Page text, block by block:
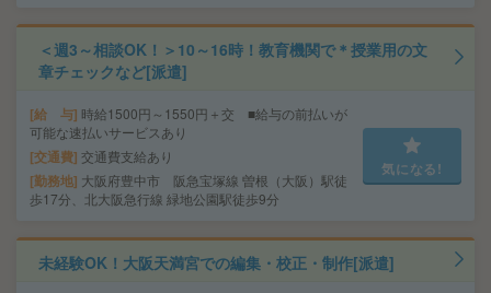
＜週3～相談OK！＞10～16時！教育機関で＊授業用の文
章チェックなど[派遣]
給 与 時給1500円～1550円＋交 ■給与の前払いが
可能な速払いサービスあり
交通費 交通費支給あり
勤務地 大阪府豊中市 阪急宝塚線 曽根（大阪）駅徒
歩17分、北大阪急行線 緑地公園駅徒歩9分
気になる!
未経験OK！大阪天満宮での編集・校正・制作[派遣]